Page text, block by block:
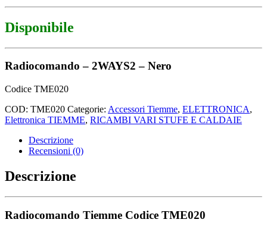
Disponibile
Radiocomando – 2WAYS2 – Nero
Codice TME020
COD: TME020 Categorie: Accessori Tiemme, ELETTRONICA,
Elettronica TIEMME, RICAMBI VARI STUFE E CALDAIE
Descrizione
Recensioni (0)
Descrizione
Radiocomando Tiemme Codice TME020